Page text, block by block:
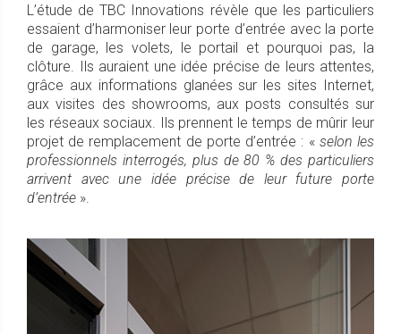
L’étude de TBC Innovations révèle que les particuliers
essaient d’harmoniser leur porte d’entrée avec la porte
de garage, les volets, le portail et pourquoi pas, la
clôture. Ils auraient une idée précise de leurs attentes,
grâce aux informations glanées sur les sites Internet,
aux visites des showrooms, aux posts consultés sur
les réseaux sociaux. Ils prennent le temps de mûrir leur
projet de remplacement de porte d’entrée : « selon les
professionnels interrogés, plus de 80 % des particuliers
arrivent avec une idée précise de leur future porte
d’entrée ».